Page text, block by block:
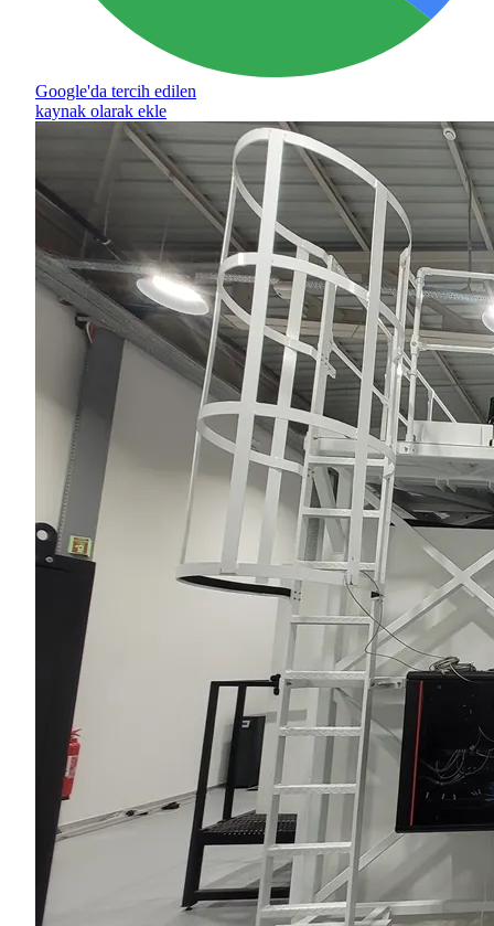
Google'da tercih edilen
kaynak olarak ekle